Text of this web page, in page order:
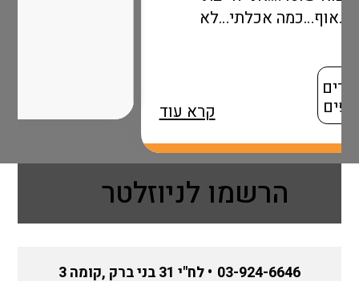
הרשמו לניוזלטר
03-924-6646 • לח"י 31 בני ברק ,קומה 3